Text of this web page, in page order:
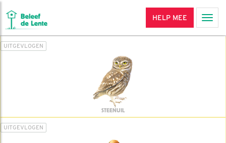
HELP MEE
UITGEVLOGEN
STEENUIL
UITGEVLOGEN